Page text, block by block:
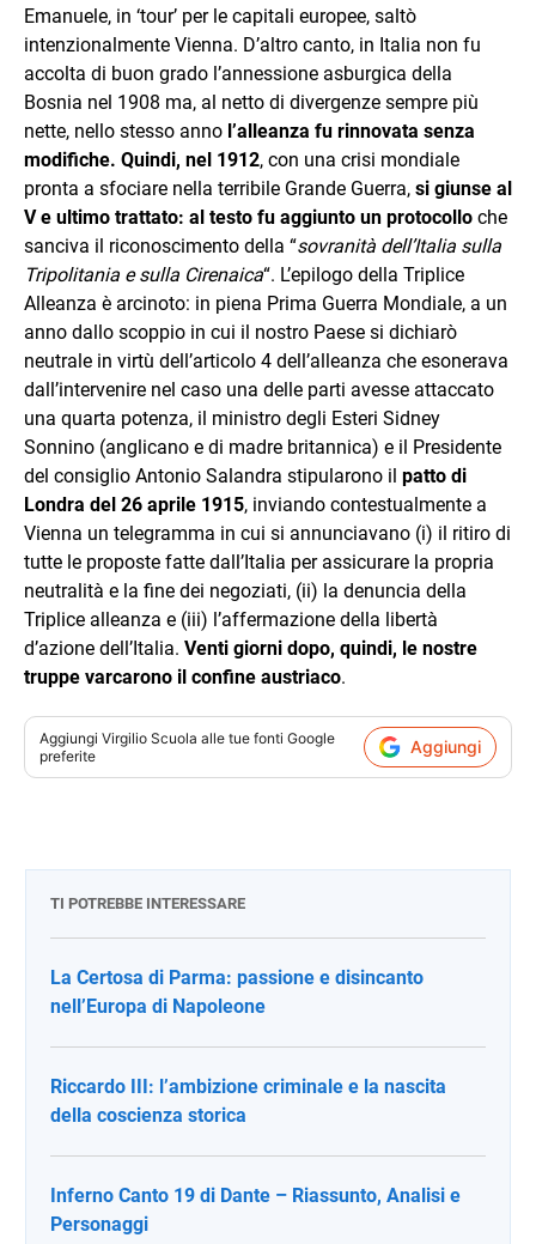
Emanuele, in ‘tour’ per le capitali europee, saltò
intenzionalmente Vienna. D’altro canto, in Italia non fu
accolta di buon grado l’annessione asburgica della
Bosnia nel 1908 ma, al netto di divergenze sempre più
nette, nello stesso anno l’alleanza fu rinnovata senza
modifiche. Quindi, nel 1912, con una crisi mondiale
pronta a sfociare nella terribile Grande Guerra, si giunse al
V e ultimo trattato: al testo fu aggiunto un protocollo che
sanciva il riconoscimento della “sovranità dell’Italia sulla
Tripolitania e sulla Cirenaica“. L’epilogo della Triplice
Alleanza è arcinoto: in piena Prima Guerra Mondiale, a un
anno dallo scoppio in cui il nostro Paese si dichiarò
neutrale in virtù dell’articolo 4 dell’alleanza che esonerava
dall’intervenire nel caso una delle parti avesse attaccato
una quarta potenza, il ministro degli Esteri Sidney
Sonnino (anglicano e di madre britannica) e il Presidente
del consiglio Antonio Salandra stipularono il patto di
Londra del 26 aprile 1915, inviando contestualmente a
Vienna un telegramma in cui si annunciavano (i) il ritiro di
tutte le proposte fatte dall’Italia per assicurare la propria
neutralità e la fine dei negoziati, (ii) la denuncia della
Triplice alleanza e (iii) l’affermazione della libertà
d’azione dell’Italia. Venti giorni dopo, quindi, le nostre
truppe varcarono il confine austriaco.
Aggiungi Virgilio Scuola alle tue fonti Google
preferite
Aggiungi
TI POTREBBE INTERESSARE
La Certosa di Parma: passione e disincanto
nell’Europa di Napoleone
Riccardo III: l’ambizione criminale e la nascita
della coscienza storica
Inferno Canto 19 di Dante – Riassunto, Analisi e
Personaggi